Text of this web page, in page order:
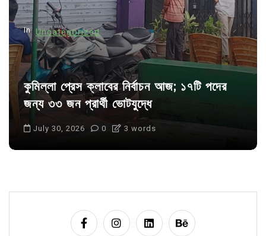
n
In Uncategorized
কুমিল্লা প্রেস ক্লাবের নির্বাচন আজ; ১৭টি পদের
জন্য ৩৩ জন প্রার্থী ভোটযুদ্ধে
July 30, 2026 0 3 words